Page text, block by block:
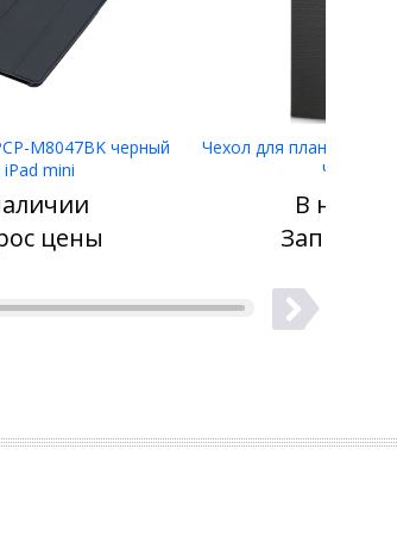
M8047BK черный
iPad mini
цены
цену
Чехол для планшета
Черный
В
Запрос
Узнать